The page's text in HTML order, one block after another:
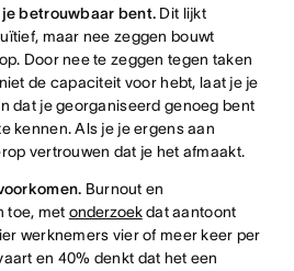
betrouwbaar bent. Dit lijkt
maar nee zeggen bouwt
Door nee te zeggen tegen taken
de capaciteit voor hebt, laat je je
dat je georganiseerd genoeg bent
kennen. Als je je ergens aan
vertrouwen dat je het afmaakt.
. Burnout en
toe, met onderzoekdat aantoont
werknemers vier of meer keer per
en 40% denkt dat het een